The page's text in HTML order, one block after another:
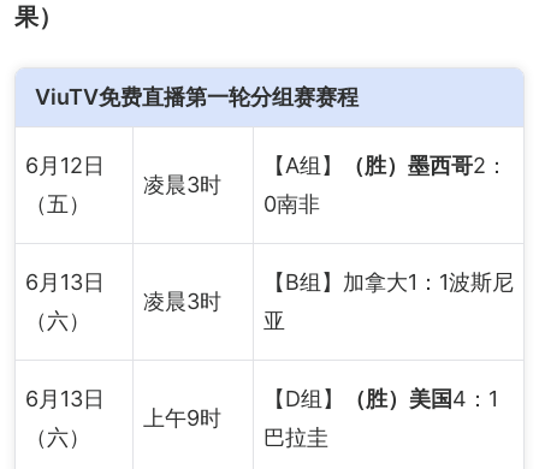
果）
ViuTV免费直播第一轮分组赛赛程
6月12日
（五）
凌晨3时
【A组】 （胜）墨西哥2：
0南非
6月13日
（六）
凌晨3时
【B组】加拿大1：1波斯尼
亚
6月13日
（六）
上午9时
【D组】 （胜）美国4：1
巴拉圭